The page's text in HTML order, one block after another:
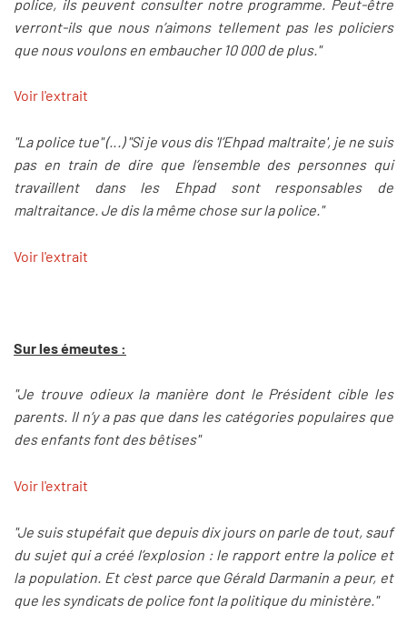
police, ils peuvent consulter notre programme. Peut-être
verront-ils que nous n’aimons tellement pas les policiers
que nous voulons en embaucher 10 000 de plus."
Voir l'extrait
"La police tue" (...) "Si je vous dis 'l’Ehpad maltraite', je ne suis
pas en train de dire que l’ensemble des personnes qui
travaillent dans les Ehpad sont responsables de
maltraitance. Je dis la même chose sur la police."
Voir l'extrait
Sur les émeutes :
"Je trouve odieux la manière dont le Président cible les
parents. Il n’y a pas que dans les catégories populaires que
des enfants font des bêtises"
Voir l'extrait
"Je suis stupéfait que depuis dix jours on parle de tout, sauf
du sujet qui a créé l’explosion : le rapport entre la police et
la population. Et c'est parce que Gérald Darmanin a peur, et
que les syndicats de police font la politique du ministère."